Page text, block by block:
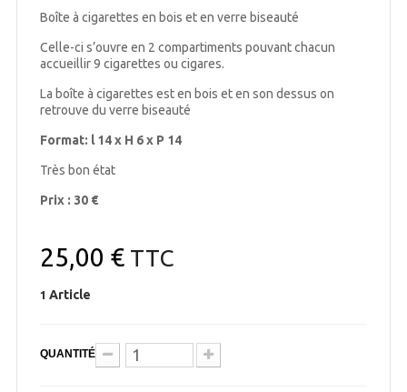
Boîte à cigarettes en bois et en verre biseauté
Celle-ci s’ouvre en 2 compartiments pouvant chacun
accueillir 9 cigarettes ou cigares.
La boîte à cigarettes est en bois et en son dessus on
retrouve du verre biseauté
Format: l 14 x H 6 x P 14
Très bon état
Prix : 30 €
25,00 €TTC
1 Article
QUANTITÉ